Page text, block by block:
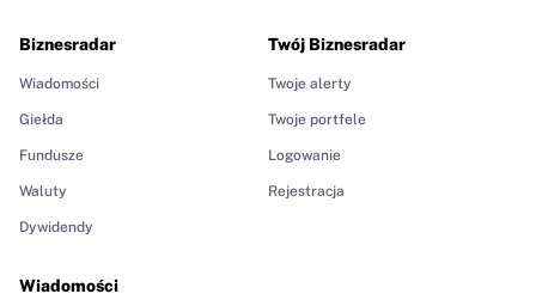
Biznesradar
Wiadomości
Giełda
Fundusze
Waluty
Dywidendy
Wiadomości
Twój Biznesradar
Twoje alerty
Twoje portfele
Logowanie
Rejestracja